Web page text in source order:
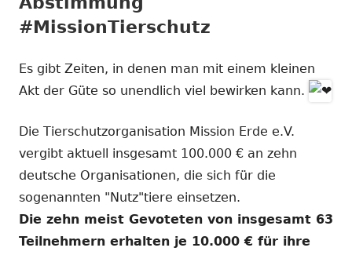
#MissionTierschutz
Es gibt Zeiten, in denen man mit einem kleinen
Akt der Güte so unendlich viel bewirken kann.
Die Tierschutzorganisation Mission Erde e.V.
vergibt aktuell insgesamt 100.000 € an zehn
deutsche Organisationen, die sich für die
sogenannten "Nutz"tiere einsetzen.
Die zehn meist Gevoteten von insgesamt 63
Teilnehmern erhalten je 10.000 € für ihre